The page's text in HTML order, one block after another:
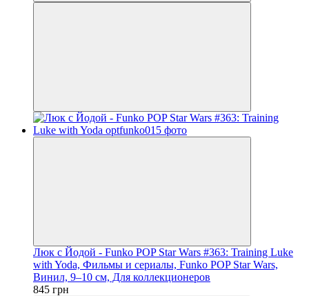
Люк с Йодой - Funko POP Star Wars #363: Training Luke
with Yoda, Фильмы и сериалы, Funko POP Star Wars,
Винил, 9–10 см, Для коллекционеров
845 грн